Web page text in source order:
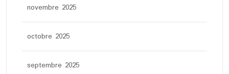
novembre 2025
octobre 2025
septembre 2025